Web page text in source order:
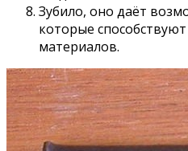
Зубило, оно даёт
которые
материалов.